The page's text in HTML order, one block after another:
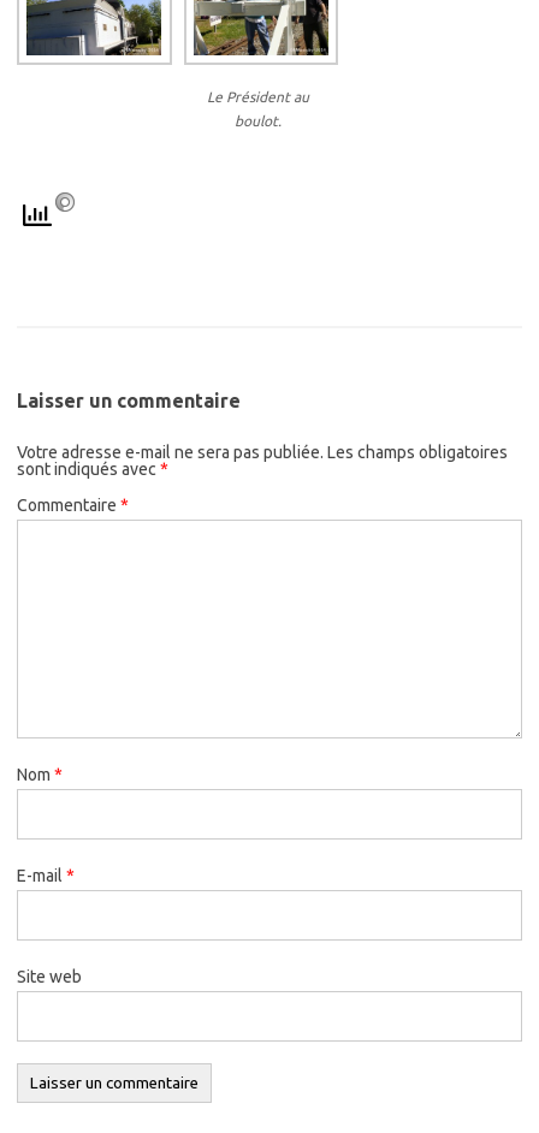
Le Président au
boulot.
Laisser un commentaire
Votre adresse e-mail ne sera pas publiée. Les champs obligatoires
sont indiqués avec *
Commentaire *
Nom *
E-mail *
Site web